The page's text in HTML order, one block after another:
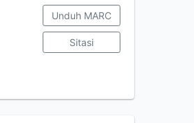
Unduh MARC
Sitasi